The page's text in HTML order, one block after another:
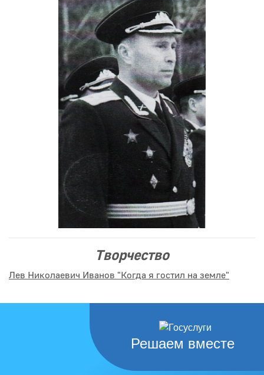
Творчество
Лев Николаевич Иванов "Когда я гостил на земле"
Решаем вместе